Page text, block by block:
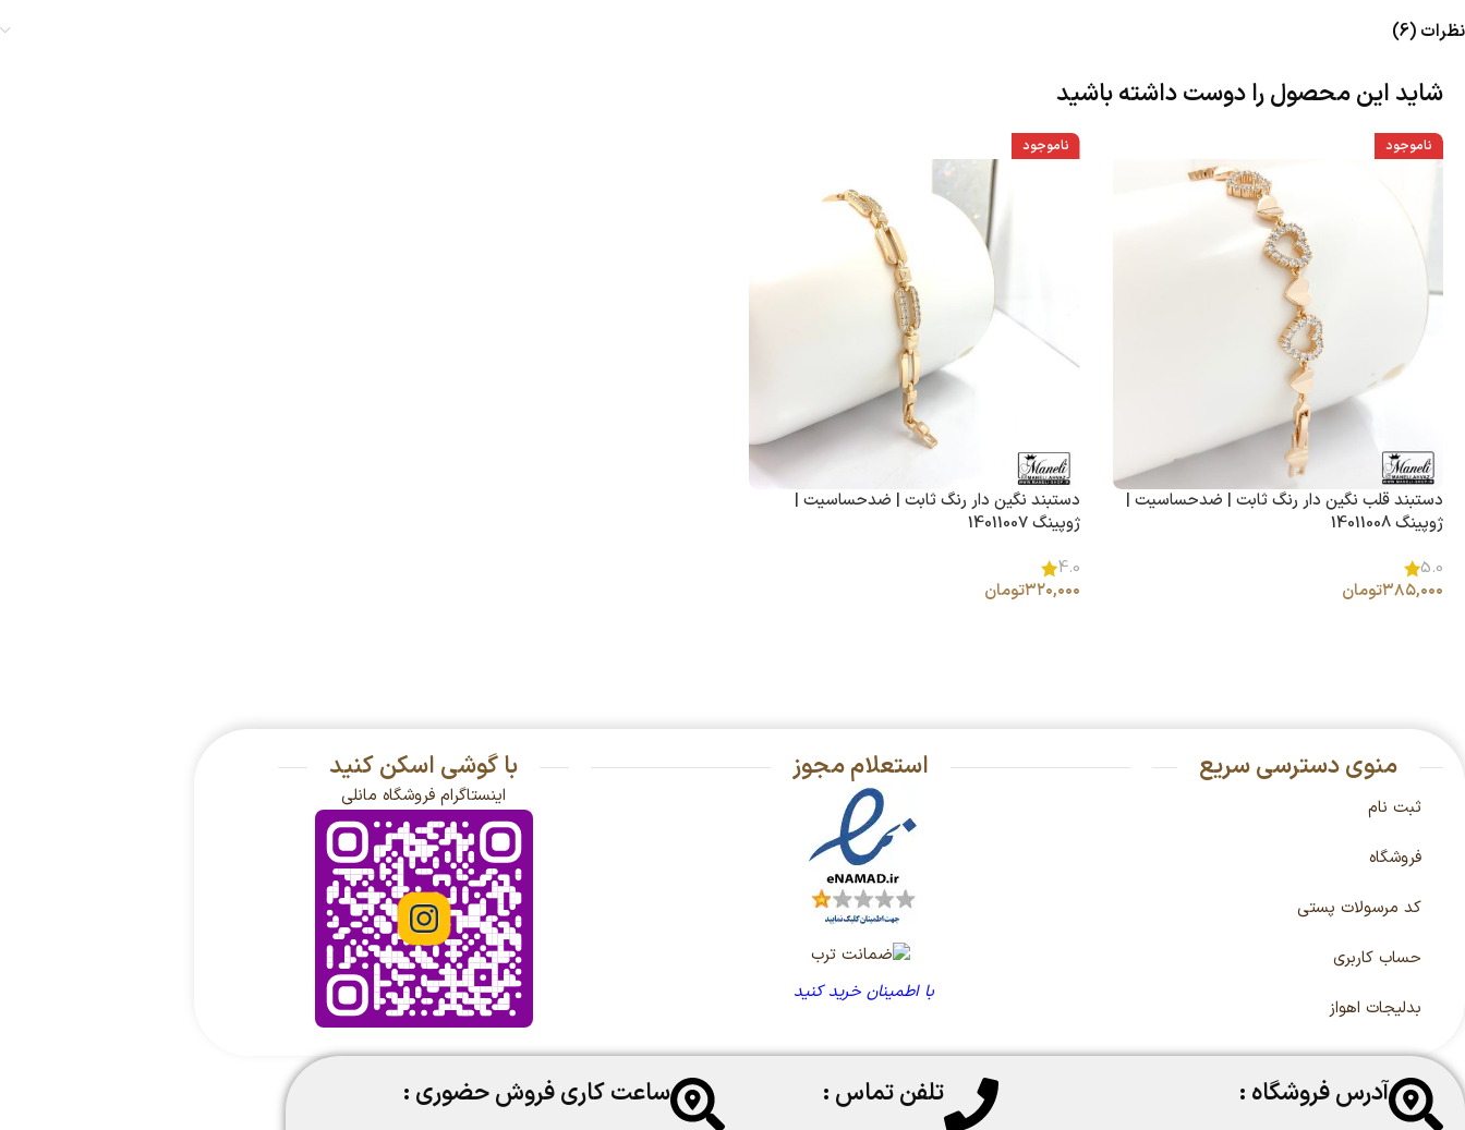
نظرات (6)
شاید این محصول را دوست داشته باشید
ناموجود
دستبند قلب نگین دار رنگ ثابت | ضدحساسیت |
ژوپینگ 14011008
5.0
۳۸۵,۰۰۰تومان
ناموجود
دستبند نگین دار رنگ ثابت | ضدحساسیت |
ژوپینگ 14011007
4.0
۳۲۰,۰۰۰تومان
منوی دسترسی سریع
ثبت نام
فروشگاه
کد مرسولات پستی
حساب کاربری
بدلیجات اهواز
استعلام مجوز
با اطمینان خرید کنید
با گوشی اسکن کنید
اینستاگرام فروشگاه مانلی
آدرس فروشگاه : تلفن تماس : ساعت کاری فروش حضوری :